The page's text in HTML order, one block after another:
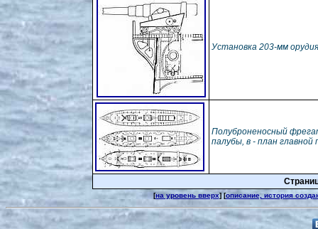
Установка 203-мм
Полуброненосный
палубы, в - план главной
[на уровень вверх] [описание, история